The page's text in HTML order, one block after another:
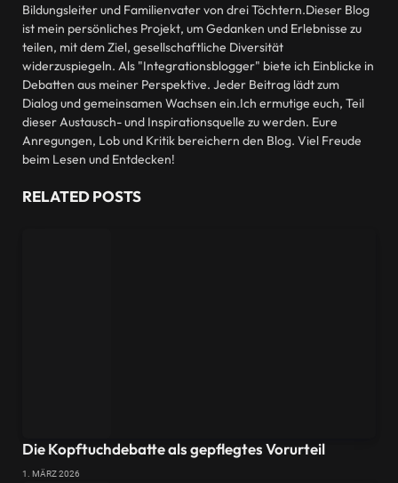
Bildungsleiter und Familienvater von drei Töchtern.Dieser Blog
ist mein persönliches Projekt, um Gedanken und Erlebnisse zu
teilen, mit dem Ziel, gesellschaftliche Diversität
widerzuspiegeln. Als "Integrationsblogger" biete ich Einblicke in
Debatten aus meiner Perspektive. Jeder Beitrag lädt zum
Dialog und gemeinsamen Wachsen ein.Ich ermutige euch, Teil
dieser Austausch- und Inspirationsquelle zu werden. Eure
Anregungen, Lob und Kritik bereichern den Blog. Viel Freude
beim Lesen und Entdecken!
RELATEDPOSTS
Die Kopftuchdebatte als gepflegtes Vorurteil
1. MÄRZ 2026